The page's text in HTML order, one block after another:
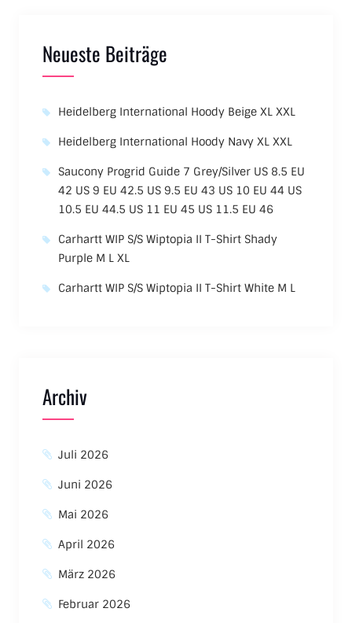
Neueste Beiträge
Heidelberg International Hoody Beige XL XXL
Heidelberg International Hoody Navy XL XXL
Saucony Progrid Guide 7 Grey/Silver US 8.5 EU
42 US 9 EU 42.5 US 9.5 EU 43 US 10 EU 44 US
10.5 EU 44.5 US 11 EU 45 US 11.5 EU 46
Carhartt WIP S/S Wiptopia II T-Shirt Shady
Purple M L XL
Carhartt WIP S/S Wiptopia II T-Shirt White M L
Archiv
Juli 2026
Juni 2026
Mai 2026
April 2026
März 2026
Februar 2026